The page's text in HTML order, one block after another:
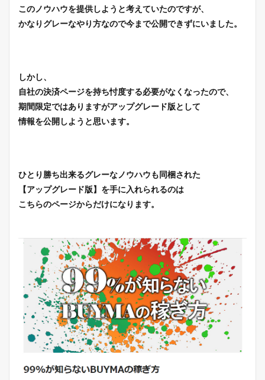
このノウハウを提供しようと考えていたのですが、
かなりグレーなやり方なので今まで公開できずにいました。
しかし、
自社の決済ページを持ち忖度する必要がなくなったので、
期間限定ではありますがアップグレード版として
情報を公開しようと思います。
ひとり勝ち出来るグレーなノウハウも同梱された
【アップグレード版】を手に入れられるのは
こちらのページからだけになります。